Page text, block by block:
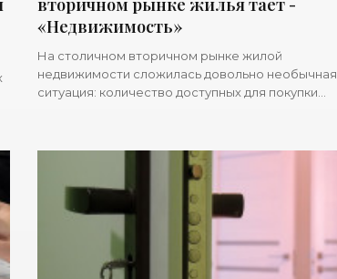
вторичном рынке жилья тает -
«Недвижимость»
На столичном вторичном рынке жилой
недвижимости сложилась довольно необычная
ситуация: количество доступных для покупки